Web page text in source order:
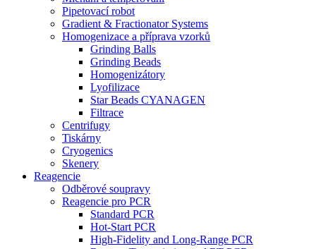
Pipetovací robot
Gradient & Fractionator Systems
Homogenizace a příprava vzorků
Grinding Balls
Grinding Beads
Homogenizátory
Lyofilizace
Star Beads CYANAGEN
Filtrace
Centrifugy
Tiskárny
Cryogenics
Skenery
Reagencie
Odběrové soupravy
Reagencie pro PCR
Standard PCR
Hot-Start PCR
High-Fidelity and Long-Range PCR